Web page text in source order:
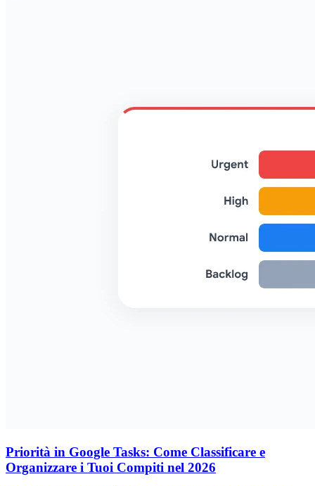
Priorità in Google Tasks: Come Classificare e
Organizzare i Tuoi Compiti nel 2026